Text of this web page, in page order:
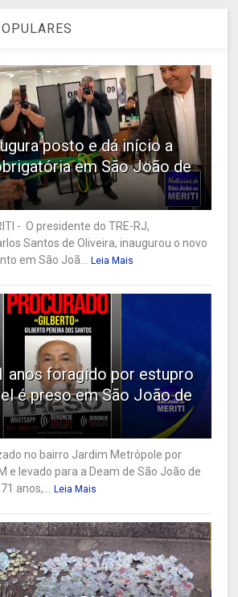
posto e dá início a
em São João de
- O presidente do TRE-RJ,
Santos de Oliveira, inaugurou o novo
em São Joã... Leia Mais
anos foragido por estupro
é preso em São João de
no bairro Jardim Metrópole por
e levado para a Deam de São João de
anos,... Leia Mais